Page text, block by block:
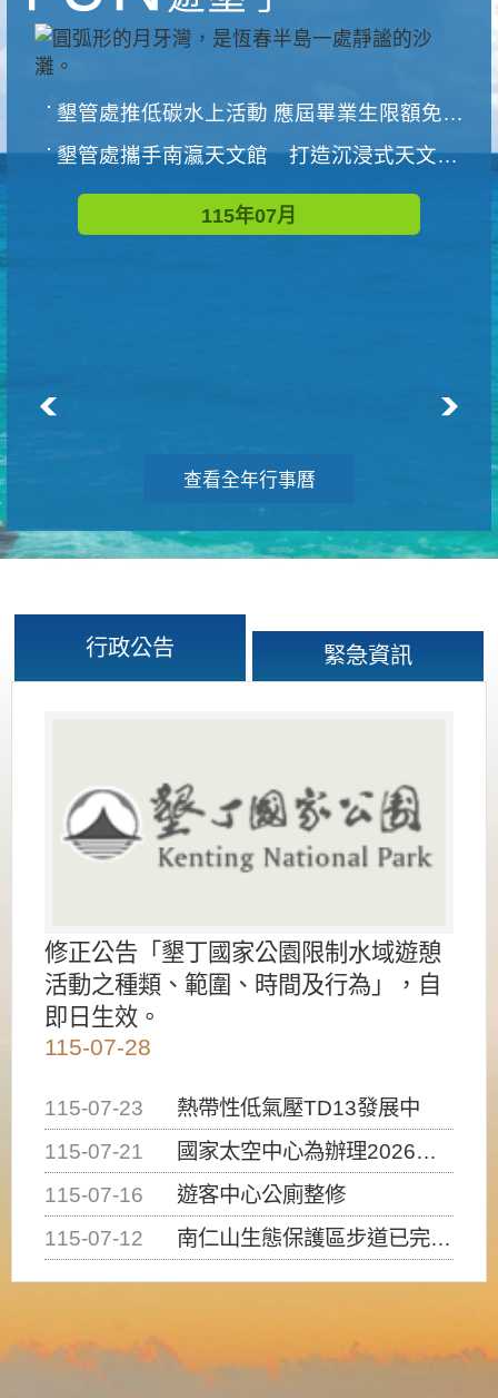
墾管處推低碳水上活動 應屆畢業生限額免費參加
墾管處攜手南瀛天文館 打造沉浸式天文探索營隊
115年07月
查看全年行事曆
行政公告 緊急資訊
修正公告「墾丁國家公園限制水域遊憩
活動之種類、範圍、時間及行為」，自
即日生效。
115-07-28
115-07-23
熱帶性低氣壓TD13發展中
115-07-21
國家太空中心為辦理2026台灣盃火箭競賽，陸、海、空域警戒及協調相關事宜，因颱風備案事宜
115-07-16
遊客中心公廁整修
115-07-12
南仁山生態保護區步道已完成修復，自115年7月13日（星期一）起恢復開放入園，歡迎民眾依規定申請入園....